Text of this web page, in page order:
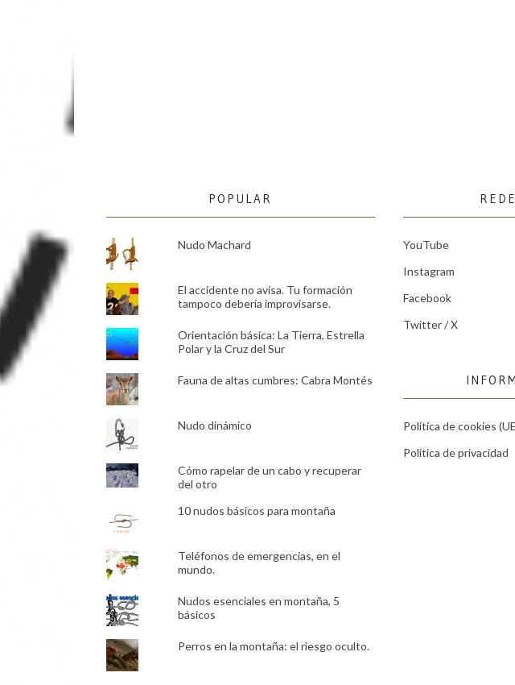
POPULAR
Nudo Machard
El accidente no avisa. Tu formación
tampoco debería improvisarse.
Orientación básica: La Tierra, Estrella
Polar y la Cruz del Sur
Fauna de altas cumbres: Cabra Montés
Nudo dinámico
Cómo rapelar de un cabo y recuperar
del otro
10 nudos básicos para montaña
Teléfonos de emergencias, en el
mundo.
Nudos esenciales en montaña, 5
básicos
Perros en la montaña: el riesgo oculto.
YouTube
Instagram
Facebook
Twitter / X
Política de cookies
Política de privacidad